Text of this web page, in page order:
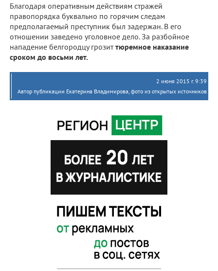
Благодаря оперативным действиям стражей
правопорядка буквально по горячим следам
предполагаемый преступник был задержан. В его
отношении заведено уголовное дело. За разбойное
нападение белгородцу грозиттюремное наказание
сроком до восьми лет.
2 июня 2015 г. 9:39
Автор публикации Екатерина Владимирова, фото из открытых источников